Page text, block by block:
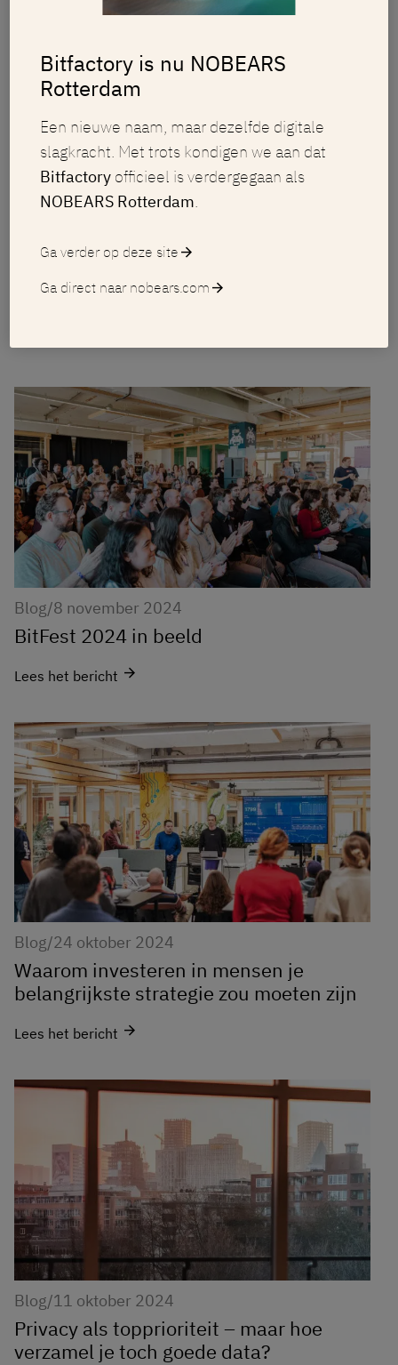
BlogE-commerce/29 november 2024
iDEAL 2.0: hogere conversies door
checkout verbeteringen
Blog/8 november 2024
BitFest 2024 in beeld
Lees het bericht arrow_forward
Blog/24 oktober 2024
Waarom investeren in mensen je
belangrijkste strategie zou moeten zijn
Lees het bericht arrow_forward
Blog/11 oktober 2024
Privacy als topprioriteit – maar hoe
verzamel je toch goede data?
Bitfactory is nu NOBEARS
Rotterdam
Een nieuwe naam, maar dezelfde digitale
slagkracht. Met trots kondigen we aan dat
Bitfactory officieel is verdergegaan als
NOBEARS Rotterdam.
Ga verder op deze site arrow_forward
Ga direct naar nobears.com arrow_forward